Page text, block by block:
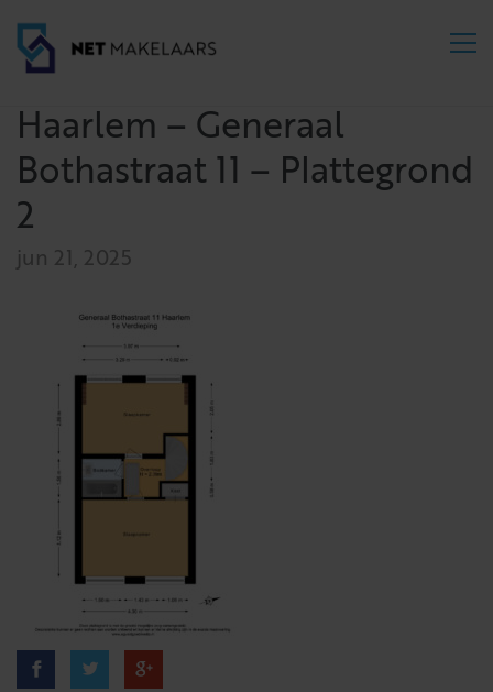
Haarlem – Generaal
Bothastraat 11 – Plattegrond
2
jun 21, 2025